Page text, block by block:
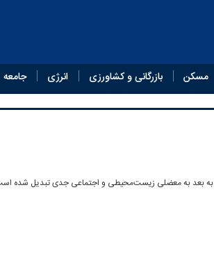
مسکن بازرگانی و کشاورزی انرژی جامعه
آتش‌زدن‌های عمدی جنگل‌های زاگرس از سال ۱۳۹۹ به بعد به معضلی زیست‌محیطی و اجتماعی جدی تبدیل